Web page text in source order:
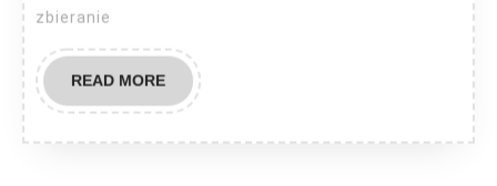
zbieranie
READ MOREREAD
MORE